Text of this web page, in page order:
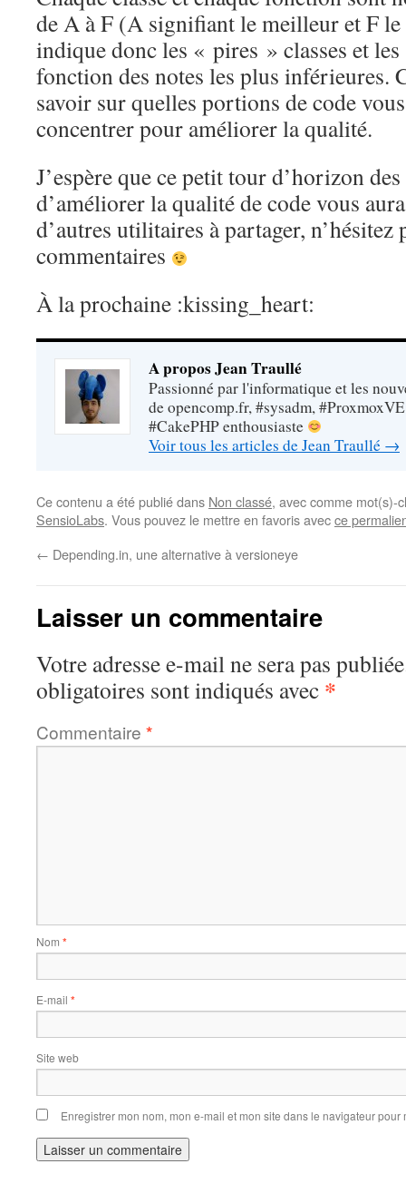
de A à F (A signifiant le meilleur et F
indique donc les « pires » classes et
fonction des notes les plus inférieures.
savoir sur quelles portions de code
concentrer pour améliorer la qualité.
J’espère que ce petit tour d’horizon
d’améliorer la qualité de code vous
d’autres utilitaires à partager, n’hésitez
commentaires
À la prochaine :kissing_heart:
A propos Jean Traullé
Passionné par l'informatique et les
de opencomp.fr, #sysadm,
#CakePHP enthousiaste
Voir tous les articles de Jean Traullé →
Ce contenu a été publié dans Non classé, avec comme mot(s)-
SensioLabs. Vous pouvez le mettre en favoris avecce
← Depending.in, une alternative à versioneye
Laisser un commentaire
Votre adresse e-mail ne sera pas
obligatoires sont indiqués avec *
Commentaire *
Nom *
E-mail *
Site web
Enregistrer mon nom, mon e-mail et mon site dans le navigateur